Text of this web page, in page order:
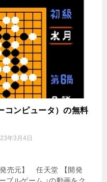
コンピュータ）の無料
年3月4日
売元】 任天堂 【開発